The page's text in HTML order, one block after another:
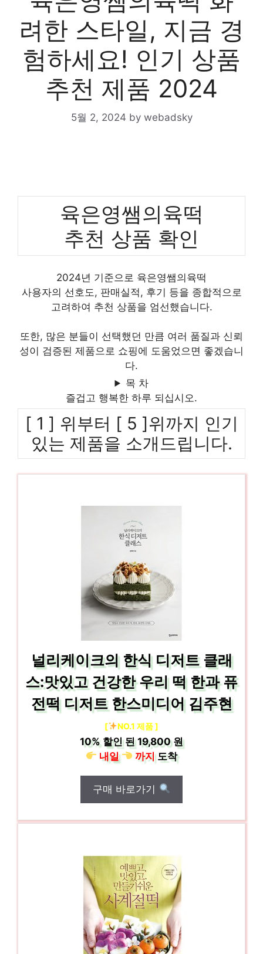
려한 스타일, 지금 경
험하세요! 인기 상품
추천 제품 2024
5월 2, 2024 by webadsky
육은영쌤의육떡
추천 상품 확인
2024년 기준으로 육은영쌤의육떡
사용자의 선호도, 판매실적, 후기 등을 종합적으로
고려하여 추천 상품을 엄선했습니다.
또한, 많은 분들이 선택했던 만큼 여러 품질과 신뢰
성이 검증된 제품으로 쇼핑에 도움었으면 좋겠습니
다.
목 차
즐겁고 행복한 하루 되십시오.
[ 1 ] 위부터 [ 5 ]위까지 인기
있는 제품을 소개드립니다.
널리케이크의 한식 디저트 클래
스:맛있고 건강한 우리 떡 한과 퓨
전떡 디저트 한스미디어 김주현
[ NO.1 제품 ]
10% 할인 된19,800 원
내일
까지도착
구매 바로가기